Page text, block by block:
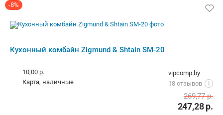
-8%
Кухонный комбайн Zigmund & Shtain SM-20
vipcomp.by
18 отзывов
i
10,00 р.
карта, наличные
247,28р.
269,77р.